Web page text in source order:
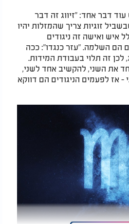
דבר אחד: "זיווג זה דבר
זוגיות צריך שהמזלות יהיו
איש ואישה זה ניגודים
הם השלמה. "עזר כנגדו": ככה
לכן זה תלוי בעבודת המידות.
את השני, להקשיב אחד לשני,
אז לפעמים הניגודים הם דווקא